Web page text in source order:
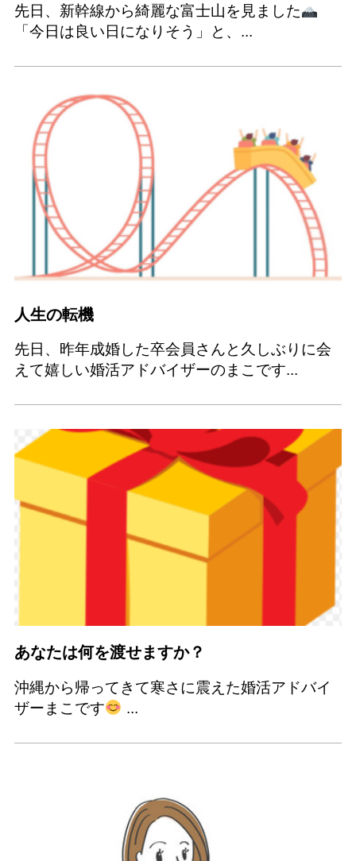
先日、新幹線から綺麗な富士山を見ました
「今日は良い日になりそう」と、...
人生の転機
先日、昨年成婚した卒会員さんと久しぶりに会
えて嬉しい婚活アドバイザーのまこです...
あなたは何を渡せますか？
沖縄から帰ってきて寒さに震えた婚活アドバイ
ザーまこです
...